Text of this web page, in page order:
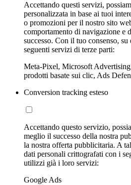
Accettando questi servizi,
personalizzata in base ai tuoi
o promozioni per il nostro sito
comportamento di navigazione e
successo. Con il tuo consenso,
seguenti servizi di terze parti:
Meta-Pixel, Microsoft
prodotti basate sui clic, Ads
Conversion tracking esteso
Accettando questo servizio,
meglio il successo della nostra
la nostra offerta pubblicitaria. A
dati personali crittografati con i
utilizzi già i loro servizi:
Google Ads